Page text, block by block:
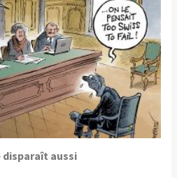
disparaît aussi